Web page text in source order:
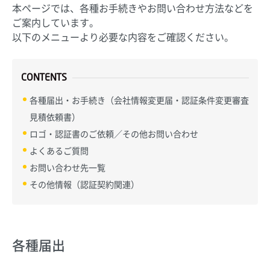
本ページでは、各種お手続きやお問い合わせ方法などを
ご案内しています。
以下のメニューより必要な内容をご確認ください。
CONTENTS
各種届出・お手続き（会社情報変更届・認証条件変更審査
見積依頼書）
ロゴ・認証書のご依頼／その他お問い合わせ
よくあるご質問
お問い合わせ先一覧
その他情報（認証契約関連）
各種届出